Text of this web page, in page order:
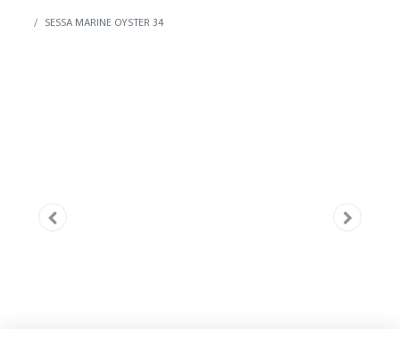
SESSA MARINE OYSTER 34